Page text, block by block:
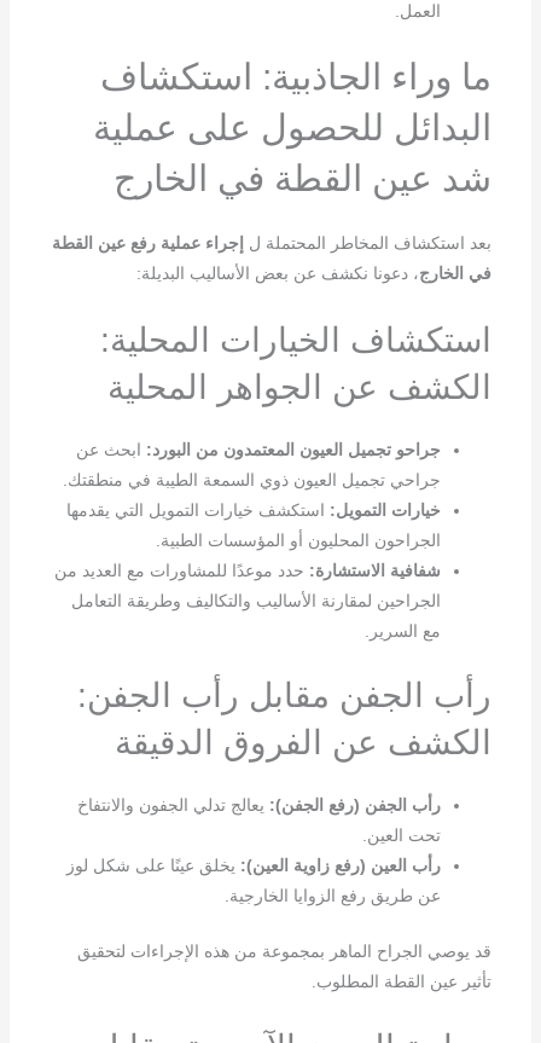
العمل.
ما وراء الجاذبية: استكشاف
البدائل للحصول على عملية
شد عين القطة في الخارج
بعد استكشاف المخاطر المحتملة ل
إجراء عملية رفع عين القطة
في الخارج، دعونا نكشف عن بعض الأساليب البديلة:
استكشاف الخيارات المحلية:
الكشف عن الجواهر المحلية
جراحو تجميل العيون المعتمدون من البورد: ابحث عن
جراحي تجميل العيون ذوي السمعة الطيبة في منطقتك.
خيارات التمويل: استكشف خيارات التمويل التي يقدمها
الجراحون المحليون أو المؤسسات الطبية.
شفافية الاستشارة: حدد موعدًا للمشاورات مع العديد من
الجراحين لمقارنة الأساليب والتكاليف وطريقة التعامل
مع السرير.
رأب الجفن مقابل رأب الجفن:
الكشف عن الفروق الدقيقة
رأب الجفن (رفع الجفن): يعالج تدلي الجفون والانتفاخ
تحت العين.
رأب العين (رفع زاوية العين): يخلق عينًا على شكل لوز
عن طريق رفع الزوايا الخارجية.
قد يوصي الجراح الماهر بمجموعة من هذه الإجراءات لتحقيق
تأثير عين القطة المطلوب.